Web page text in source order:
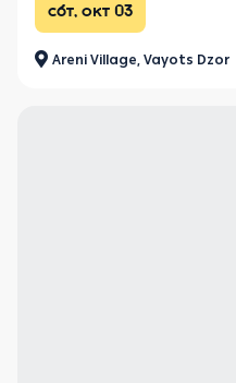
сбт, окт 03
Areni Village, Vayots Dzor